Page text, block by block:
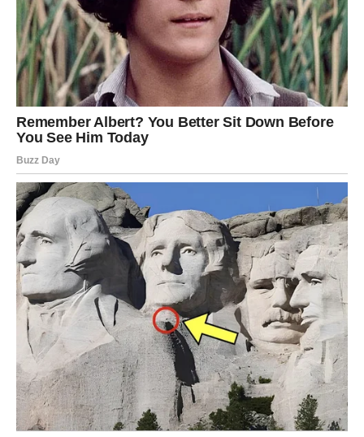
Tokom tri decenije braka, od svog muža nije čula nijednu lepu
reč. Trpela je poniženja, uvrede, modrice. Nije prijavljivala
nasilje, nije tražila pomoć – ćutala je i izdržavala, verujući da
će sve to imati smisla ako njena deca uspeju. Kada je jednog
dana iznenada preminula, svet je na trenutak stao. Njena
deca, u potrazi za nekim dokumentima, pronašla su pismo,
pažljivo sakriveno u starom bloku. Njene reči ispisane rukom
bile su oproštaj i istovremeno otkrovenje.
U pismu je stajalo da je bila svesna svega što je prošla, ali
da ne bi menjala svoj život jer je imala ono najvrednije –
svoju decu. Pisala je kako je izabrala da ostane u lošem
braku da deca ne bi bila svedoci razvoda, da ne bi
odrastala u još većoj nesigurnosti. Svaki njen trud, svaka
rana i svako jutro koje je dočekala umorna, za nju je bilo
vredno – jer je to značilo da je njena deca imala šansu za
nešto bolje. U pismu je bilo i oprosta, i molbe za